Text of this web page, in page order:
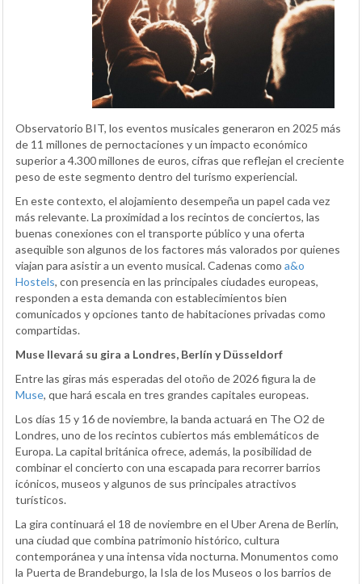
Observatorio BIT, los eventos musicales generaron en 2025 más
de 11 millones de pernoctaciones y un impacto económico
superior a 4.300 millones de euros, cifras que reflejan el creciente
peso de este segmento dentro del turismo experiencial.
En este contexto, el alojamiento desempeña un papel cada vez
más relevante. La proximidad a los recintos de conciertos, las
buenas conexiones con el transporte público y una oferta
asequible son algunos de los factores más valorados por quienes
viajan para asistir a un evento musical. Cadenas como a&o
Hostels, con presencia en las principales ciudades europeas,
responden a esta demanda con establecimientos bien
comunicados y opciones tanto de habitaciones privadas como
compartidas.
Muse llevará su gira a Londres, Berlín y Düsseldorf
Entre las giras más esperadas del otoño de 2026 figura la de
Muse, que hará escala en tres grandes capitales europeas.
Los días 15 y 16 de noviembre, la banda actuará en The O2 de
Londres, uno de los recintos cubiertos más emblemáticos de
Europa. La capital británica ofrece, además, la posibilidad de
combinar el concierto con una escapada para recorrer barrios
icónicos, museos y algunos de sus principales atractivos
turísticos.
La gira continuará el 18 de noviembre en el Uber Arena de Berlín,
una ciudad que combina patrimonio histórico, cultura
contemporánea y una intensa vida nocturna. Monumentos como
la Puerta de Brandeburgo, la Isla de los Museos o los barrios de